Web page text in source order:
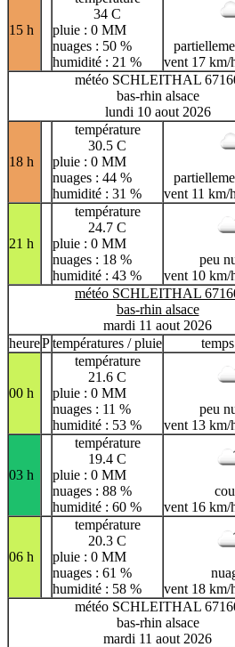
15 h
34 C
pluie : 0 MM
nuages : 50 %
humidité : 21 %
vent 17 km/
météo SCHLEITHAL
bas-rhin alsace
lundi 10 aout 2026
18 h
température
30.5 C
pluie : 0 MM
nuages : 44 %
humidité : 31 %
vent 11 km/
21 h
température
24.7 C
pluie : 0 MM
nuages : 18 %
humidité : 43 %
peu
vent 10 km/
météo SCHLEITHAL
bas-rhin alsace
mardi 11 aout 2026
heurePtempératures / pluie
00 h
température
21.6 C
pluie : 0 MM
nuages : 11 %
humidité : 53 %
peu
vent 13 km/
03 h
température
19.4 C
pluie : 0 MM
nuages : 88 %
humidité : 60 %
vent 16 km/
06 h
température
20.3 C
pluie : 0 MM
nuages : 61 %
humidité : 58 %
vent 18 km/
météo SCHLEITHAL
bas-rhin alsace
mardi 11 aout 2026